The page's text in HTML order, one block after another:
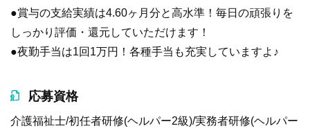
●賞与の支給実績は4.60ヶ月分と高水準！毎日の頑張りを
しっかり評価・還元していただけます！
●夜勤手当は1回1万円！各種手当も充実していますよ♪
応募資格
介護福祉士/初任者研修(ヘルパー2級)/実務者研修(ヘルパー